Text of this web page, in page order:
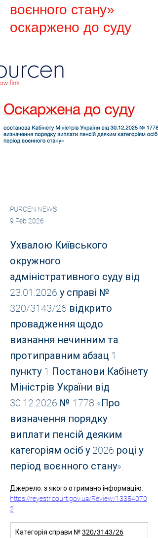
воєнного стану»
оскаржено до суду
PURCEN NEWS
9 Feb 2026
Ухвалою Київського
окружного
адміністративного суду від
23.01.2026 у справі №
320/3143/26 відкрито
провадження щодо
визнання нечинним та
протиправним абзац 1
пункту 1 Постанови Кабінету
Міністрів України від
30.12.2026 № 1778 «Про
визначення порядку
виплати пенсій деяким
категоріям осіб у 2026 році у
період воєнного стану».
Джерело, з якого отримано інформацію:
https://reyestr.court.gov.ua/Review/13354070
2
Категорія справи № 320/3143/26